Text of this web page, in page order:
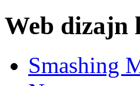
Web dizajn
Smashing